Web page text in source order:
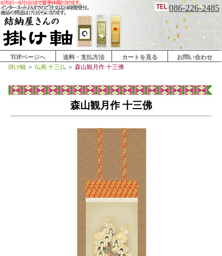
086-226-2485
TOPページへ 送料・支払方法 カートを見る
お問い合わせ
掛け軸 ＞ 仏画 十三仏 ＞ 森山観月作 十三佛
森山観月作 十三佛